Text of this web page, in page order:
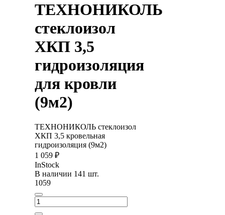
ТЕХНОНИКОЛЬ
стеклоизол
ХКП 3,5
гидроизоляция
для кровли
(9м2)
ТЕХНОНИКОЛЬ стеклоизол
ХКП 3,5 кровельная
гидроизоляция (9м2)
1 059 ₽
InStock
В наличии 141 шт.
1059